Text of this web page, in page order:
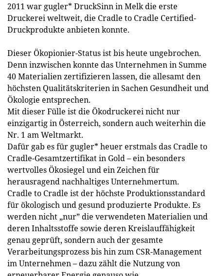
2011 war gugler* DruckSinn in Melk die erste
Druckerei weltweit, die Cradle to Cradle Certified-
Druckprodukte anbieten konnte.
Dieser Ökopionier-Status ist bis heute ungebrochen.
Denn inzwischen konnte das Unternehmen in Summe
40 Materialien zertifizieren lassen, die allesamt den
höchsten Qualitätskriterien in Sachen Gesundheit und
Ökologie entsprechen.
Mit dieser Fülle ist die Ökodruckerei nicht nur
einzigartig in Österreich, sondern auch weiterhin die
Nr. 1 am Weltmarkt.
Dafür gab es für gugler* heuer erstmals das Cradle to
Cradle-Gesamtzertifikat in Gold – ein besonders
wertvolles Ökosiegel und ein Zeichen für
herausragend nachhaltiges Unternehmertum.
Cradle to Cradle ist der höchste Produktionsstandard
für ökologisch und gesund produzierte Produkte. Es
werden nicht „nur” die verwendeten Materialien und
deren Inhaltsstoffe sowie deren Kreislauffähigkeit
genau geprüft, sondern auch der gesamte
Verarbeitungsprozess bis hin zum CSR-Management
im Unternehmen – dazu zählt die Nutzung von